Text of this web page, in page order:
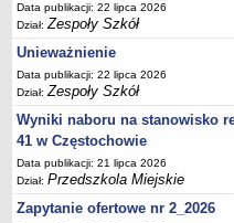
OCHRONA DANYCH OSOBOWYCH
Data publikacji: 22 lipca 2026
Dział:Zespoły Szkół
Unieważnienie
Data publikacji: 22 lipca 2026
Dział:Zespoły Szkół
Wyniki naboru na stanowisko
41 w Częstochowie
Data publikacji: 21 lipca 2026
Dział:Przedszkola Miejskie
Zapytanie ofertowe nr 2_2026